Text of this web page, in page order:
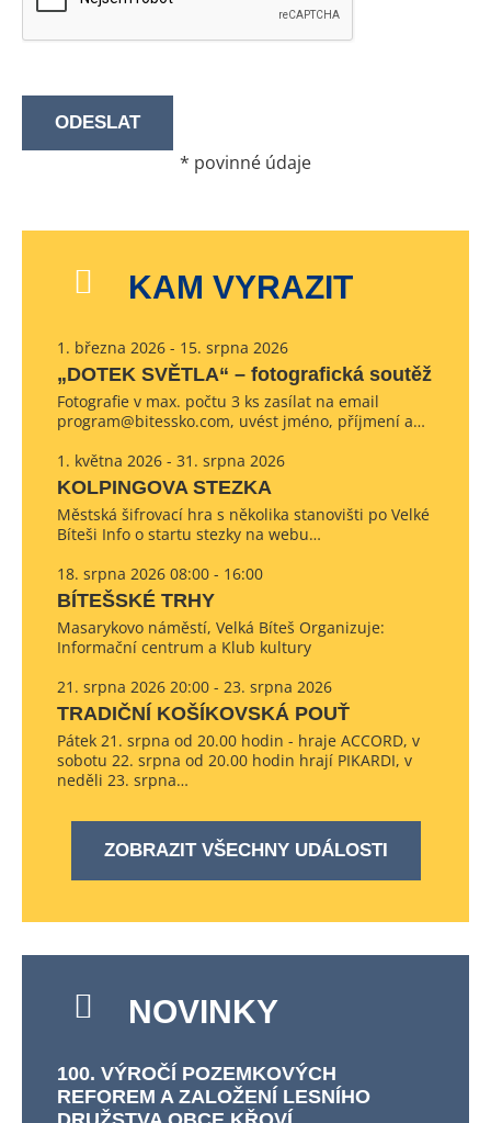
* povinné údaje
KAM VYRAZIT
1. března 2026 - 15. srpna 2026
„DOTEK SVĚTLA“ – fotografická soutěž
Fotografie v max. počtu 3 ks zasílat na email
program@bitessko.com, uvést jméno, příjmení a…
1. května 2026 - 31. srpna 2026
KOLPINGOVA STEZKA
Městská šifrovací hra s několika stanovišti po Velké
Bíteši Info o startu stezky na webu…
18. srpna 2026 08:00 - 16:00
BÍTEŠSKÉ TRHY
Masarykovo náměstí, Velká Bíteš Organizuje:
Informační centrum a Klub kultury
21. srpna 2026 20:00 - 23. srpna 2026
TRADIČNÍ KOŠÍKOVSKÁ POUŤ
Pátek 21. srpna od 20.00 hodin - hraje ACCORD, v
sobotu 22. srpna od 20.00 hodin hrají PIKARDI, v
neděli 23. srpna…
ZOBRAZIT VŠECHNY UDÁLOSTI
NOVINKY
100. VÝROČÍ POZEMKOVÝCH
REFOREM A ZALOŽENÍ LESNÍHO